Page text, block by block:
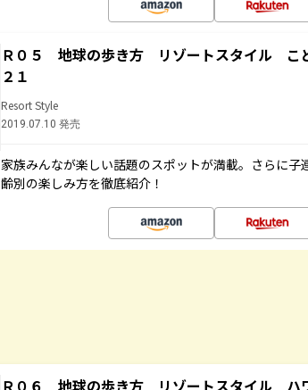
Ｒ０５ 地球の歩き方 リゾートスタイル こ
２１
Resort Style
2019.07.10 発売
家族みんなが楽しい話題のスポットが満載。さらに
齢別の楽しみ方を徹底紹介！
Ｒ０６ 地球の歩き方 リゾートスタイル ハ